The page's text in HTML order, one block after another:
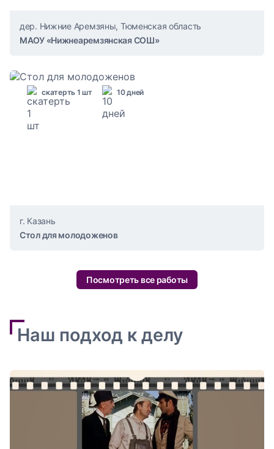
дер. Нижние Аремзяны, Тюменская область
МАОУ «Нижнеаремзянская СОШ»
скатерть 1 шт 10 дней
г. Казань
Стол для молодоженов
Посмотреть все работы
Наш подход к делу